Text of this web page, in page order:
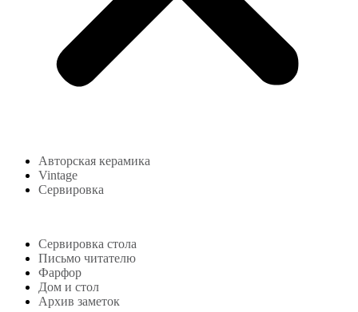
Авторская керамика
Vintage
Сервировка
Сервировка стола
Письмо читателю
Фарфор
Дом и стол
Архив заметок